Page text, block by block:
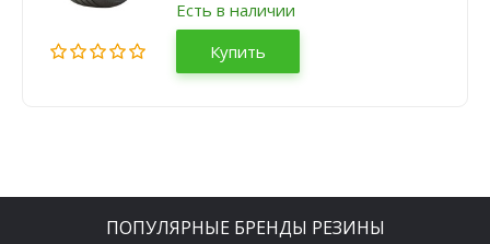
Есть в наличии
Купить
ПОПУЛЯРНЫЕ БРЕНДЫ РЕЗИНЫ